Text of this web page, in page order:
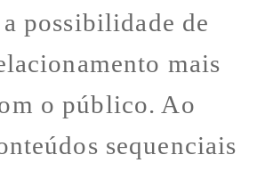
possibilidade de
mais
o público. Ao
sequenciais